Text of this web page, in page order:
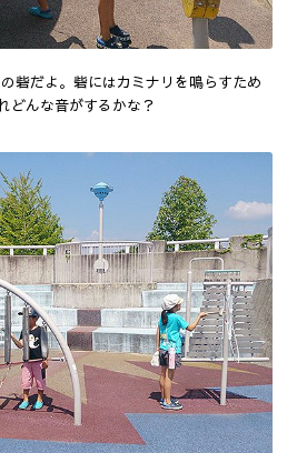
砦だよ。砦にはカミナリを鳴らすため
どんな音がするかな？